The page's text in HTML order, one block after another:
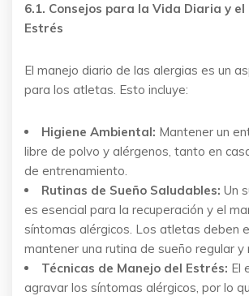
6.1. Consejos para la Vida Diaria y el
Estrés
El manejo diario de las alergias es un
para los atletas. Esto incluye:
Higiene Ambiental: Mantener un
libre de polvo y alérgenos, tanto en
de entrenamiento.
Rutinas de Sueño Saludables: Un
es esencial para la recuperación y el
síntomas alérgicos. Los atletas deben
mantener una rutina de sueño regular y
Técnicas de Manejo del Estrés: El
agravar los síntomas alérgicos, por lo